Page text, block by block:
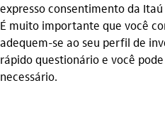
expresso consentimento da
É muito importante que você
adequem-se ao seu perfil de
rápido questionário e você
necessário.